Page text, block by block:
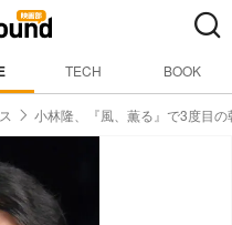
TECH BOOK
小林隆、『風、薫る』で3度目の